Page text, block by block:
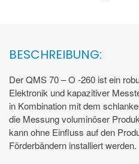
BESCHREIBUNG:
Der QMS 70 – O -260 ist ein
Elektronik und kapazitiver
in Kombination mit dem
die Messung voluminöser
kann ohne Einfluss auf den
Förderbändern installiert werden.